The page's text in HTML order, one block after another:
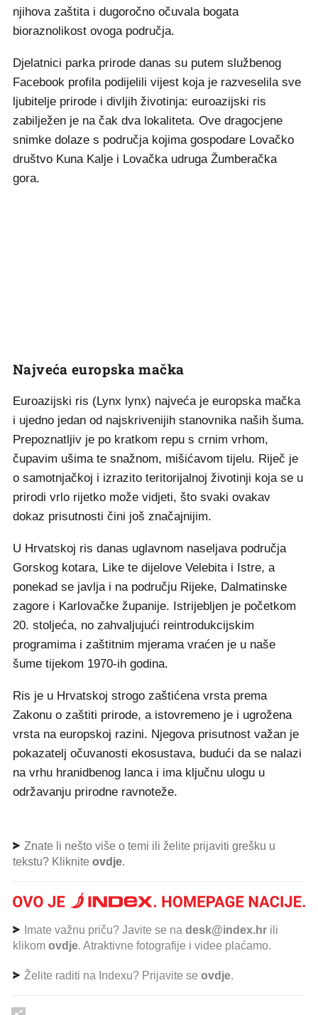
njihova zaštita i dugoročno očuvala bogata
bioraznolikost ovoga područja.
Djelatnici parka prirode danas su putem službenog
Facebook profila podijelili vijest koja je razveselila sve
ljubitelje prirode i divljih životinja: euroazijski ris
zabilježen je na čak dva lokaliteta. Ove dragocjene
snimke dolaze s područja kojima gospodare Lovačko
društvo Kuna Kalje i Lovačka udruga Žumberačka
gora.
Najveća europska mačka
Euroazijski ris (Lynx lynx) najveća je europska mačka
i ujedno jedan od najskrivenijih stanovnika naših šuma.
Prepoznatljiv je po kratkom repu s crnim vrhom,
čupavim ušima te snažnom, mišićavom tijelu. Riječ je
o samotnjačkoj i izrazito teritorijalnoj životinji koja se u
prirodi vrlo rijetko može vidjeti, što svaki ovakav
dokaz prisutnosti čini još značajnijim.
U Hrvatskoj ris danas uglavnom naseljava područja
Gorskog kotara, Like te dijelove Velebita i Istre, a
ponekad se javlja i na području Rijeke, Dalmatinske
zagore i Karlovačke županije. Istrijebljen je početkom
20. stoljeća, no zahvaljujući reintrodukcijskim
programima i zaštitnim mjerama vraćen je u naše
šume tijekom 1970-ih godina.
Ris je u Hrvatskoj strogo zaštićena vrsta prema
Zakonu o zaštiti prirode, a istovremeno je i ugrožena
vrsta na europskoj razini. Njegova prisutnost važan je
pokazatelj očuvanosti ekosustava, budući da se nalazi
na vrhu hranidbenog lanca i ima ključnu ulogu u
održavanju prirodne ravnoteže.
Znate li nešto više o temi ili želite prijaviti grešku u
tekstu? Kliknite ovdje.
Imate važnu priču? Javite se na desk@index.hr ili
klikom ovdje. Atraktivne fotografije i videe plaćamo.
Želite raditi na Indexu? Prijavite se ovdje.